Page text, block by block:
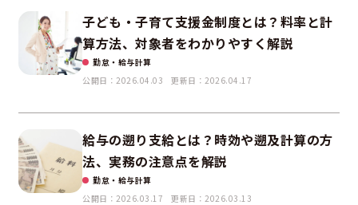
子ども・子育て支援金制度とは？料率と計
算方法、対象者をわかりやすく解説
勤怠・給与計算
公開日：2026.04.03
更新日：2026.04.17
給与の遡り支給とは？時効や遡及計算の方
法、実務の注意点を解説
勤怠・給与計算
公開日：2026.03.17
更新日：2026.03.13